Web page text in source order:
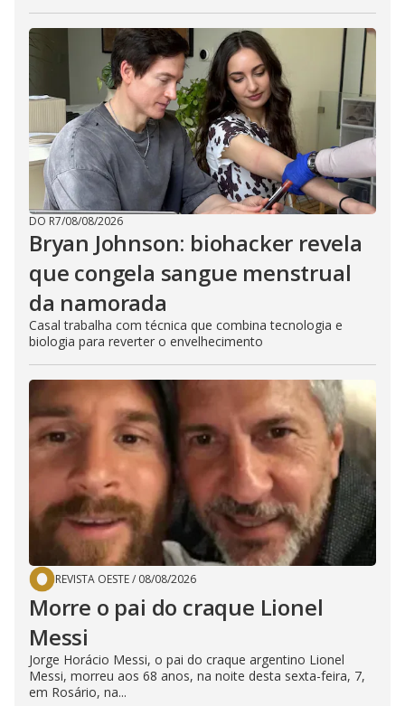
DO R7/08/08/2026
Bryan Johnson: biohacker revela
que congela sangue menstrual
da namorada
Casal trabalha com técnica que combina tecnologia e
biologia para reverter o envelhecimento
REVISTA OESTE/ 08/08/2026
Morre o pai do craque Lionel
Messi
Jorge Horácio Messi, o pai do craque argentino Lionel
Messi, morreu aos 68 anos, na noite desta sexta-feira, 7,
em Rosário, na...